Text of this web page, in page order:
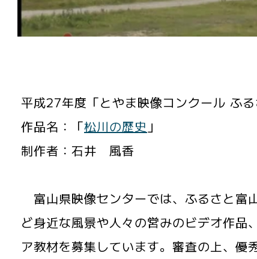
平成27年度「とやま映像コンクール ふ
作品名：「松川の歴史 」
制作者：石井 風香
富山県映像センターでは、ふるさと富
ど身近な風景や人々の営みのビデオ作品
ア教材を募集しています。審査の上、優